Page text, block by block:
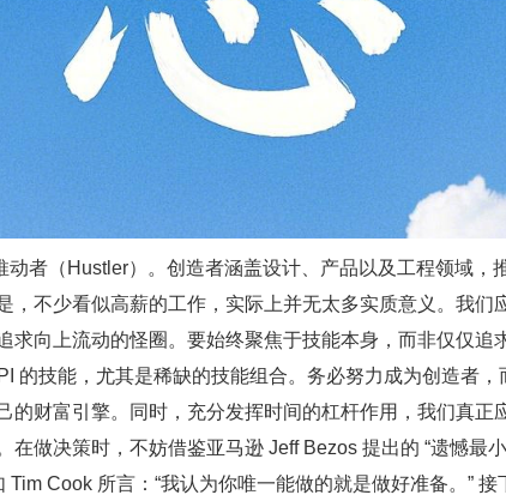
者（Hustler）。创造者涵盖设计、产品以及工程领域，
，不少看似高薪的工作，实际上并无太多实质意义。我们
求向上流动的怪圈。要始终聚焦于技能本身，而非仅仅追
的技能，尤其是稀缺的技能组合。务必努力成为创造者，
的财富引擎。同时，充分发挥时间的杠杆作用，我们真正
做决策时，不妨借鉴亚马逊 Jeff Bezos 提出的 “遗憾最小
Cook 所言：“我认为你唯一能做的就是做好准备。” 接